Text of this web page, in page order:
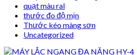
quạt màu ral
thước đo độ mịn
Thước kéo màng sơn
Uncategorized